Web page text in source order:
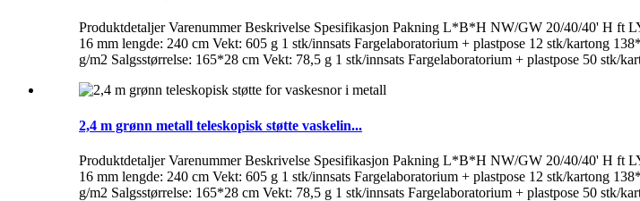
Produktdetaljer Varenummer Beskrivelse Spesifikasjon Pakning L*B*H NW/GW 20/40/40' H ft
16 mm lengde: 240 cm Vekt: 605 g 1 stk/innsats Fargelaboratorium + plastpose 12 stk/kartong
g/m2 Salgsstørrelse: 165*28 cm Vekt: 78,5 g 1 stk/innsats Fargelaboratorium + plastpose 50
2,4 m grønn metall teleskopisk støtte vaskelin...
Produktdetaljer Varenummer Beskrivelse Spesifikasjon Pakning L*B*H NW/GW 20/40/40' H ft
16 mm lengde: 240 cm Vekt: 605 g 1 stk/innsats Fargelaboratorium + plastpose 12 stk/kartong
g/m2 Salgsstørrelse: 165*28 cm Vekt: 78,5 g 1 stk/innsats Fargelaboratorium + plastpose 50